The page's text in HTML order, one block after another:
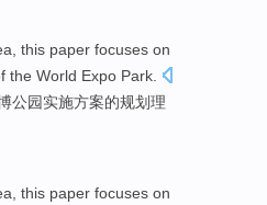
this paper focuses on
the World Expo Park.
公园实施方案的规划理
this paper focuses on